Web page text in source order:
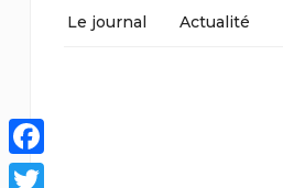
Le journal Actualité
Facebook